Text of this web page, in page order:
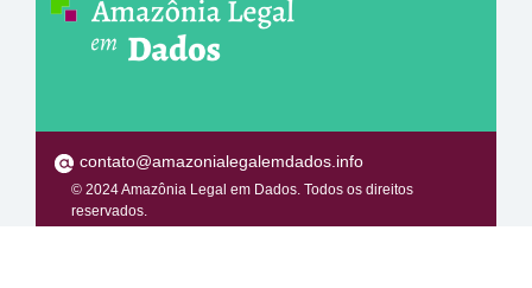
contato@amazonialegalemdados.info
© 2024 Amazônia Legal em Dados. Todos os direitos
reservados.